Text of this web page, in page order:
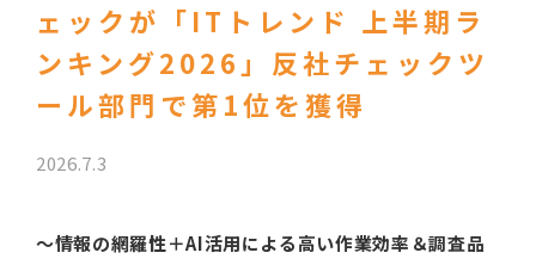
ェックが「ITトレンド 上半期ラ
ンキング2026」反社チェックツ
ール部門で第1位を獲得
2026.7.3
～情報の網羅性＋AI活用による高い作業効率＆調査品